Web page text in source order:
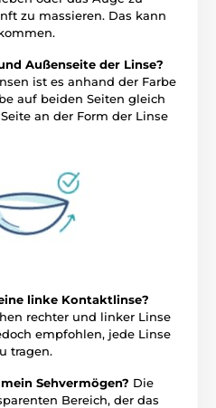
zu massieren. Das kann
Außenseite der Linse?
ist es anhand der Farbe
auf beiden Seiten gleich
an der Form der Linse
linke Kontaktlinse?
rechter und linker Linse
empfohlen, jede Linse
tragen.
Sehvermögen? Die
Bereich, der das